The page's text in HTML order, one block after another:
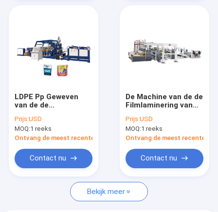
Videos
Ongeveer ons
Contacteer ons
Nieuws
Verzoek om een Citaat
LDPE Pp Geweven
van de de
Zaklaminering de
Lamineringsprocédé
de Lamineringslijn
Uitdrijvingsdeklaag
Prijs:USD
MOQ:1 reeks
Ontvang de meest recente Prijs
Contact nu
De Machine van de de
Filmlaminering van
Geweven Blad dat
van de
Zakkenlaminering
Prijs:USD
MOQ:1 reeks
Ontvang de meest recente
Contact nu
Bekijk meer